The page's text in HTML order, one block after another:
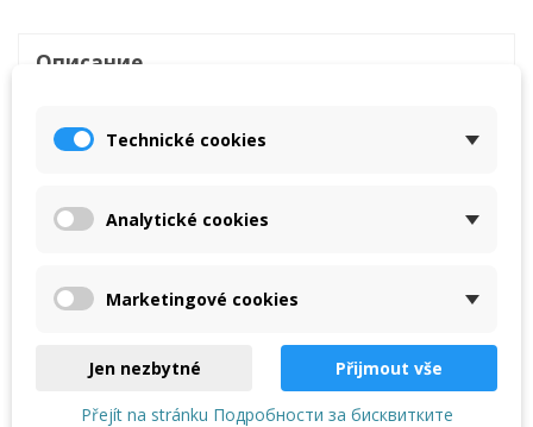
Описание
Reviews(0)
опис
Маркер Alpha Clasic
- материал: неръждаема стомана,
- регулируем,
- с отвори за маркиране и скала за измерване,
Technické cookies
Analytické cookies
Marketingové cookies
Jen nezbytné Přijmout vše
Přejít na stránku Подробности за бисквитките